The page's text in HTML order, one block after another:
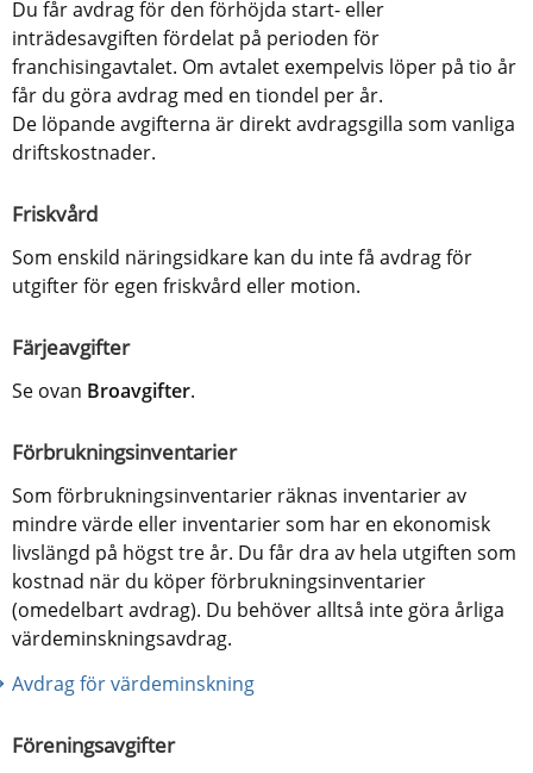
Du får avdrag för den förhöjda start- eller
inträdesavgiften fördelat på perioden för
franchisingavtalet. Om avtalet exempelvis löper på tio år
får du göra avdrag med en tiondel per år.
De löpande avgifterna är direkt avdragsgilla som vanliga
driftskostnader.
Friskvård
Som enskild näringsidkare kan du inte få avdrag för
utgifter för egen friskvård eller motion.
Färjeavgifter
Se ovan Broavgifter.
Förbrukningsinventarier
Som förbrukningsinventarier räknas inventarier av
mindre värde eller inventarier som har en ekonomisk
livslängd på högst tre år. Du får dra av hela utgiften som
kostnad när du köper förbrukningsinventarier
(omedelbart avdrag). Du behöver alltså inte göra årliga
värdeminskningsavdrag.
Avdrag för värdeminskning
Föreningsavgifter